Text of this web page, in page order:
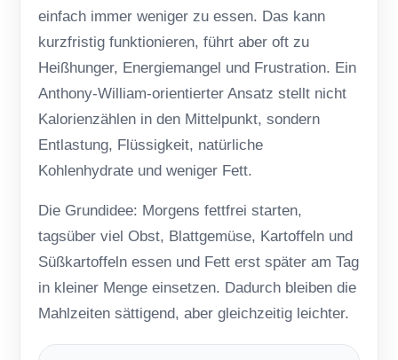
einfach immer weniger zu essen. Das kann
kurzfristig funktionieren, führt aber oft zu
Heißhunger, Energiemangel und Frustration. Ein
Anthony-William-orientierter Ansatz stellt nicht
Kalorienzählen in den Mittelpunkt, sondern
Entlastung, Flüssigkeit, natürliche
Kohlenhydrate und weniger Fett.
Die Grundidee: Morgens fettfrei starten,
tagsüber viel Obst, Blattgemüse, Kartoffeln und
Süßkartoffeln essen und Fett erst später am Tag
in kleiner Menge einsetzen. Dadurch bleiben die
Mahlzeiten sättigend, aber gleichzeitig leichter.